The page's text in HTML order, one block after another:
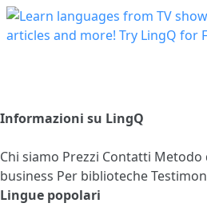
Informazioni su LingQ
Chi siamo Prezzi Contatti Metodo
business Per biblioteche
Lingue popolari